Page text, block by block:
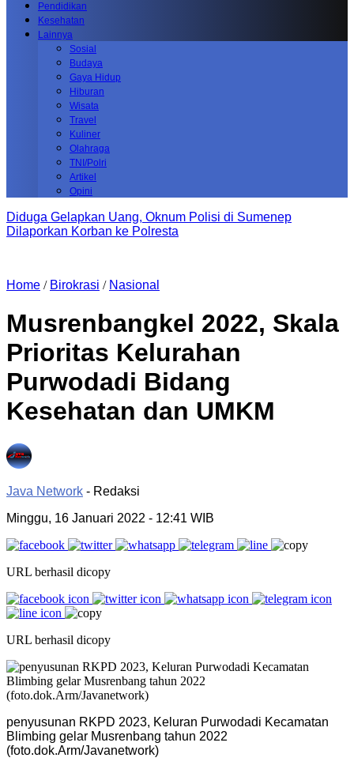
Pendidikan
Kesehatan
Lainnya
Sosial
Budaya
Gaya Hidup
Hiburan
Wisata
Travel
Kuliner
Olahraga
TNI/Polri
Artikel
Opini
Diduga Gelapkan Uang, Oknum Polisi di Sumenep
Dilaporkan Korban ke Polresta
Home / Birokrasi / Nasional
Musrenbangkel 2022, Skala
Prioritas Kelurahan
Purwodadi Bidang
Kesehatan dan UMKM
Java Network - Redaksi
Minggu, 16 Januari 2022 - 12:41 WIB
URL berhasil dicopy
URL berhasil dicopy
penyusunan RKPD 2023, Keluran Purwodadi Kecamatan
Blimbing gelar Musrenbang tahun 2022
(foto.dok.Arm/Javanetwork)